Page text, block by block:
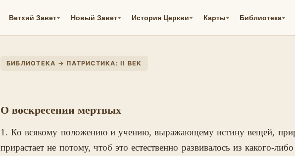
Ветхий Завет Новый Завет История Церкви Карты Библиотека
БИБЛИОТЕКА → ПАТРИСТИКА: II ВЕК
О воскресении мертвых
1. Ко всякому положению и учению, выражающему истину вещей,
прирастает не потому, чтоб это естественно развивалось из какого-